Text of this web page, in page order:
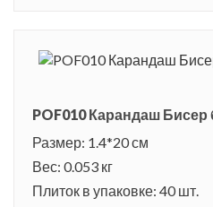
POF010 Карандаш
Размер: 1.4*20 см
Вес: 0.053 кг
Плиток в упаковке: 40 шт.